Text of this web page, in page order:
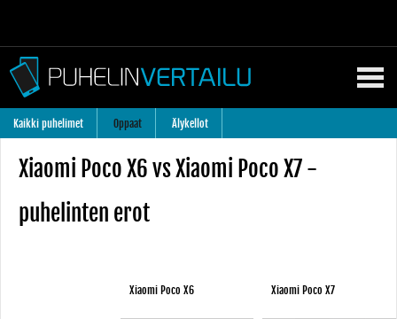
Kaikki puhelimet Oppaat Älykellot
Xiaomi Poco X6 vs Xiaomi Poco X7 -
puhelinten erot
Xiaomi Poco X6 Xiaomi Poco X7